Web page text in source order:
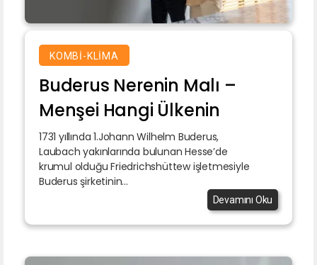
KOMBI-KLIMA
Buderus Nerenin Malı –
Menşei Hangi Ülkenin
1731 yıllında 1.Johann Wilhelm Buderus,
Laubach yakınlarında bulunan Hesse’de
krumul olduğu Friedrichshüttew işletmesiyle
Buderus şirketinin...
Devamını Oku